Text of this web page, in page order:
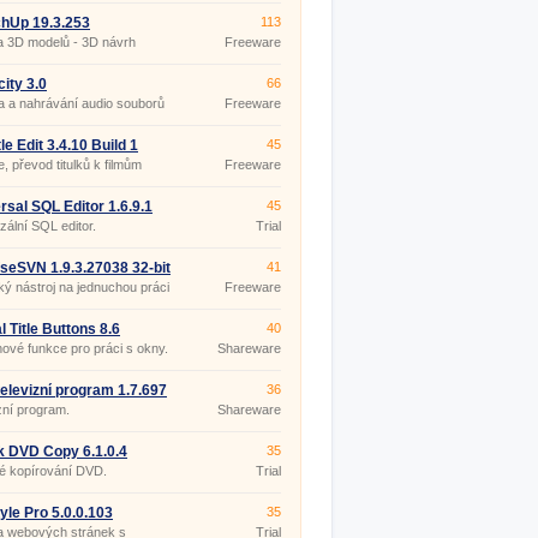
19.3.253
3D modelů - 3D návrh
113
Freeware
3.0
a nahrávání audio souborů
66
Freeware
Edit 3.4.10 Build 1
převod titulků k filmům
45
Freeware
SQL Editor 1.6.9.1
SQL editor.
45
Trial
1.9.3.27038 32-bit
nástroj na jednuchou práci
41
Freeware
Title Buttons 8.6
funkce pro práci s okny.
40
Shareware
program 1.7.697
program.
36
Shareware
DVD Copy 6.1.0.4
kopírování DVD.
35
Trial
Pro 5.0.0.103
webových stránek s
35
Trial